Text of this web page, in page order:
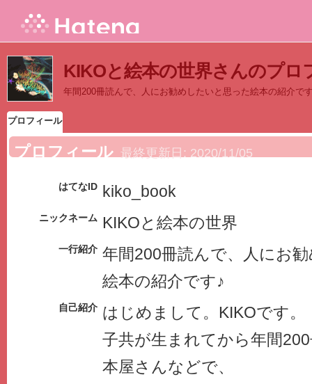
KIKOと絵本の世界さんのプロ
年間200冊読んで、人にお勧めしたいと思った絵本の紹介で
プロフィール
プロフィール 最終更新日: 2020/11/05
はてなID kiko_book
ニックネーム KIKOと絵本の世界
一行紹介 年間200冊読んで、人にお
絵本の紹介です♪
自己紹介 はじめまして。KIKOです。
子共が生まれてから年間
本屋さんなどで、